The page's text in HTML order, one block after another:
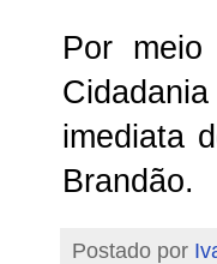
Por
imediata
Brandão.
Postado por